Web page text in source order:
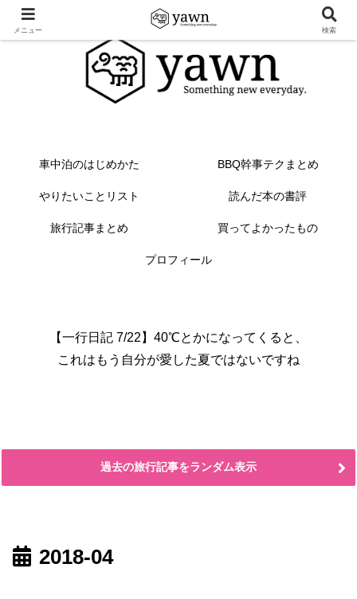
車中泊のはじめかた BBQ幹事テクまとめ
やりたいことリスト 読んだ本の書評
旅行記事まとめ 買ってよかったもの
プロフィール
【一行日記 7/22】40℃とかになってくると、
これはもう自分が愛した夏ではないですね
過去の旅行記事をランダム表示
2018-04
メニュー 検索